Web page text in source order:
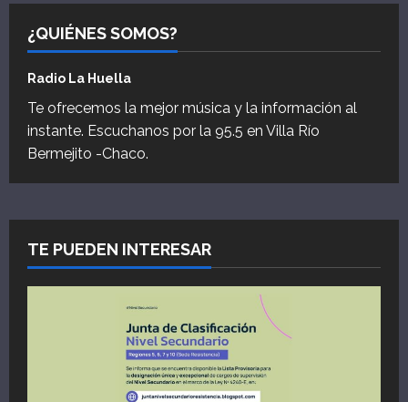
¿QUIÉNES SOMOS?
Radio La Huella
Te ofrecemos la mejor música y la información al
instante. Escuchanos por la 95.5 en Villa Río
Bermejito -Chaco.
TE PUEDEN INTERESAR